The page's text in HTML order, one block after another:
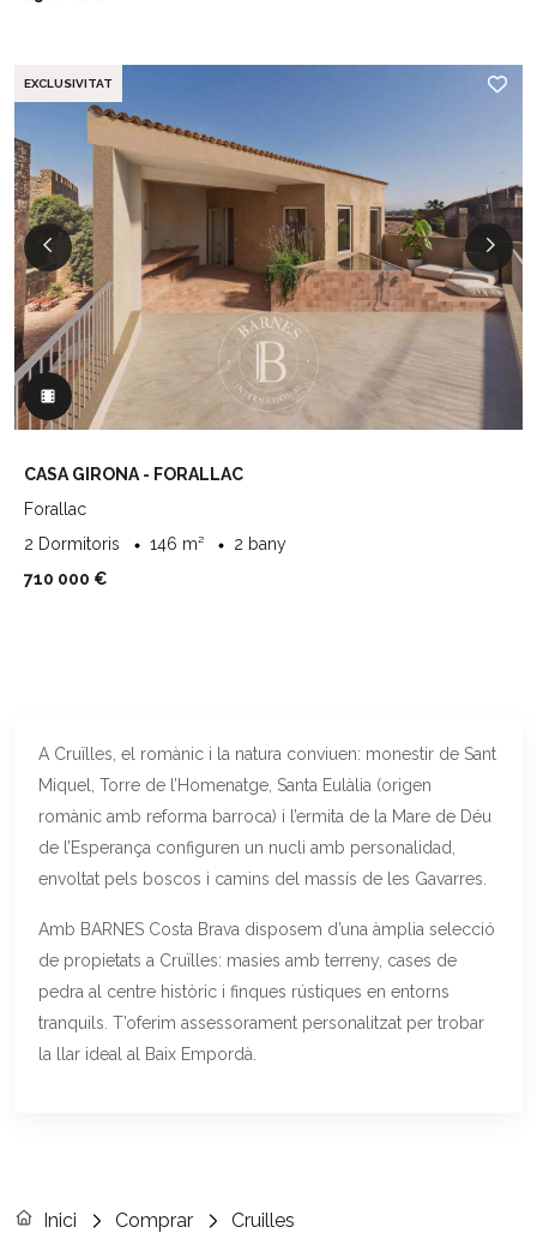
EXCLUSIVITAT
CASA GIRONA - FORALLAC
Forallac
2 Dormitoris
146 m²
2 bany
710 000 €
A Cruïlles, el romànic i la natura conviuen: monestir de Sant
Miquel, Torre de l’Homenatge, Santa Eulàlia (origen
romànic amb reforma barroca) i l’ermita de la Mare de Déu
de l’Esperança configuren un nucli amb personalidad,
envoltat pels boscos i camins del massís de les Gavarres.
Amb BARNES Costa Brava disposem d’una àmplia selecció
de propietats a Cruïlles: masies amb terreny, cases de
pedra al centre històric i finques rústiques en entorns
tranquils. T’oferim assessorament personalitzat per trobar
la llar ideal al Baix Empordà.
Inici Comprar Cruilles